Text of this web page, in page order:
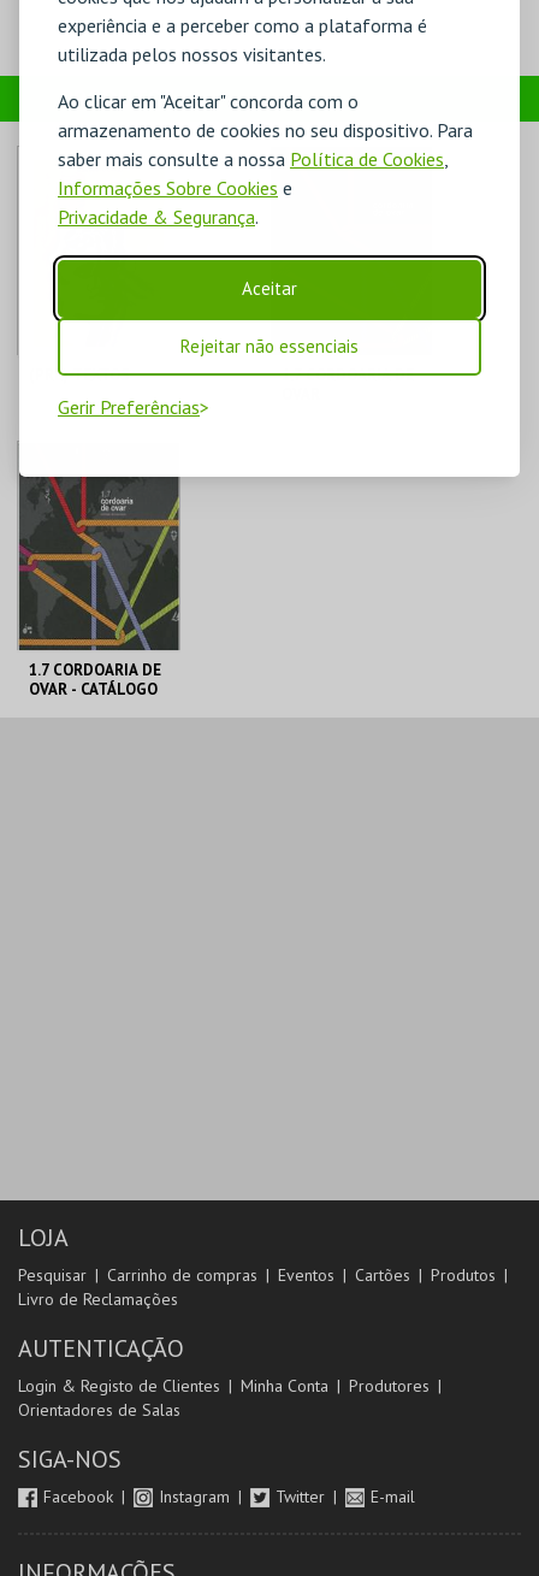
experiência e a perceber como a plataforma é
utilizada pelos nossos visitantes.
Ao clicar em "Aceitar" concorda com o
armazenamento de cookies no seu dispositivo. Para
saber mais consulte a nossa Política de Cookies,
Informações Sobre Cookies e
Privacidade & Segurança.
Aceitar
Rejeitar não essenciais
Gerir Preferências
PRODUTOS
(PRE) TEXTOS
MAIS INFO
COMPRAR
1.7 CORDOARIA DE
1.7 CORDOARIA DE
OVAR - CATÁLOGO
LOJA
Pesquisar Carrinho de compras Eventos Cartões
Produtos
Livro de Reclamações
AUTENTICAÇÃO
Login & Registo de Clientes Minha Conta
Produtores
Orientadores de Salas
SIGA-NOS
Facebook Instagram Twitter E-mail